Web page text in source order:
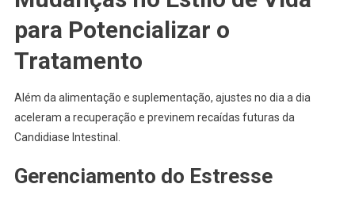
para Potencializar o
Tratamento
Além da alimentação e suplementação, ajustes no dia a dia
aceleram a recuperação e previnem recaídas futuras da
Candidiase Intestinal.
Gerenciamento do Estresse